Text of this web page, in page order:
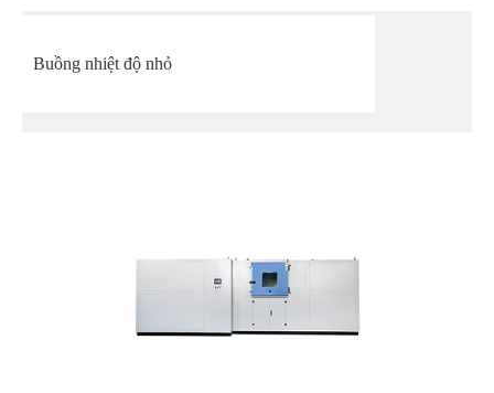
Buồng nhiệt độ nhỏ